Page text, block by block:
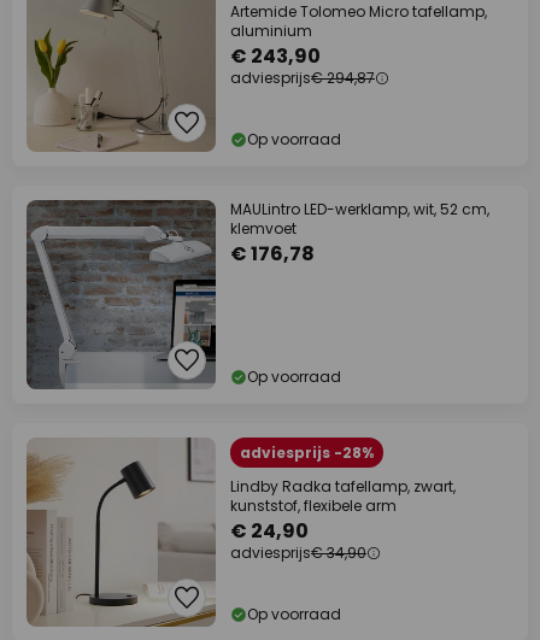
Artemide Tolomeo Micro tafellamp,
aluminium
€ 243,90
adviesprijs€ 294,87
Op voorraad
MAULintro LED-werklamp, wit, 52 cm,
klemvoet
€ 176,78
Op voorraad
adviesprijs -28%
Lindby Radka tafellamp, zwart,
kunststof, flexibele arm
€ 24,90
adviesprijs€ 34,90
Op voorraad